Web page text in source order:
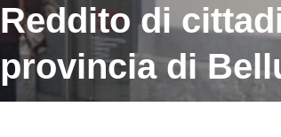
Reddito di
provincia di